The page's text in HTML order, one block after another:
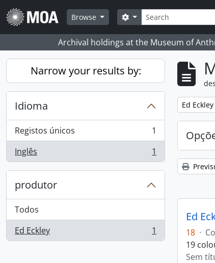
Skip to main content
Browse
Pesquisar
Search options
Archival holdings at the Museum of
Narrow your results by:
Idioma
Registos únicos
, 1 resultados
1
Inglês
, 1 resultados 1
produtor
Todos
Ed Eckley
, 1 resultados 1
Remove
Ed Eckley
Ed
18 ·
19
Sem